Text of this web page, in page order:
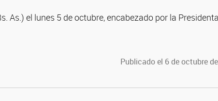
As.) el lunes 5 de octubre, encabezado por la
Publicado el 6 de octubre